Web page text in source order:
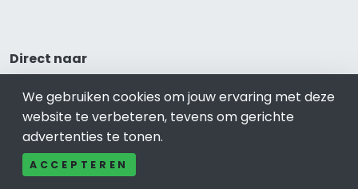
Direct naar
Rijscholen Amsterdam
Fietswinkels Amsterdam
Taxi Amsterdam
Kapper Amsterdam
Gezondheid Amsterdam
We gebruiken cookies om jouw ervaring met deze
website te verbeteren, tevens om gerichte
advertenties te tonen.
ACCEPTEREN